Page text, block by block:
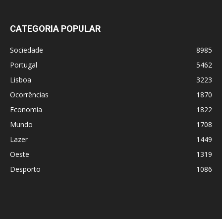
CATEGORIA POPULAR
Sociedade
8985
Portugal
5462
Lisboa
3223
Ocorrências
1870
Economia
1822
Mundo
1708
Lazer
1449
Oeste
1319
Desporto
1086